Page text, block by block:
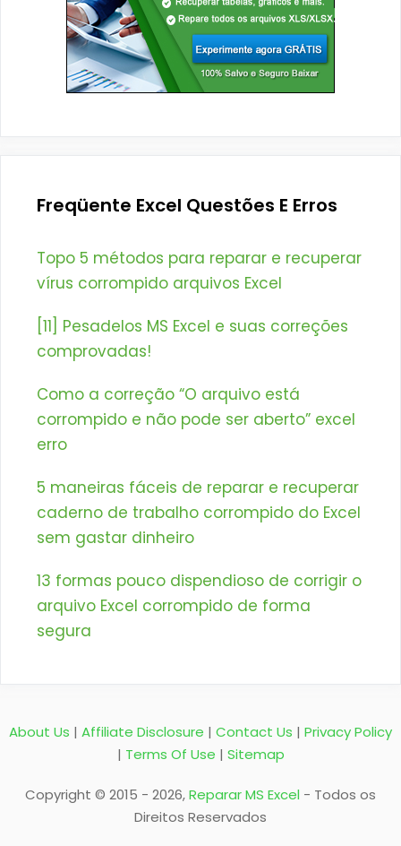
Freqüente Excel Questões E Erros
Topo 5 métodos para reparar e recuperar
vírus corrompido arquivos Excel
[11] Pesadelos MS Excel e suas correções
comprovadas!
Como a correção “O arquivo está
corrompido e não pode ser aberto” excel
erro
5 maneiras fáceis de reparar e recuperar
caderno de trabalho corrompido do Excel
sem gastar dinheiro
13 formas pouco dispendioso de corrigir o
arquivo Excel corrompido de forma
segura
About Us | Affiliate Disclosure | Contact Us | Privacy Policy
| Terms Of Use | Sitemap
Copyright © 2015 - 2026,Reparar MS Excel - Todos os
Direitos Reservados